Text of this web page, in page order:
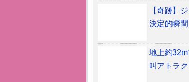
【奇跡】
決定的瞬
地上約
叫アトラ